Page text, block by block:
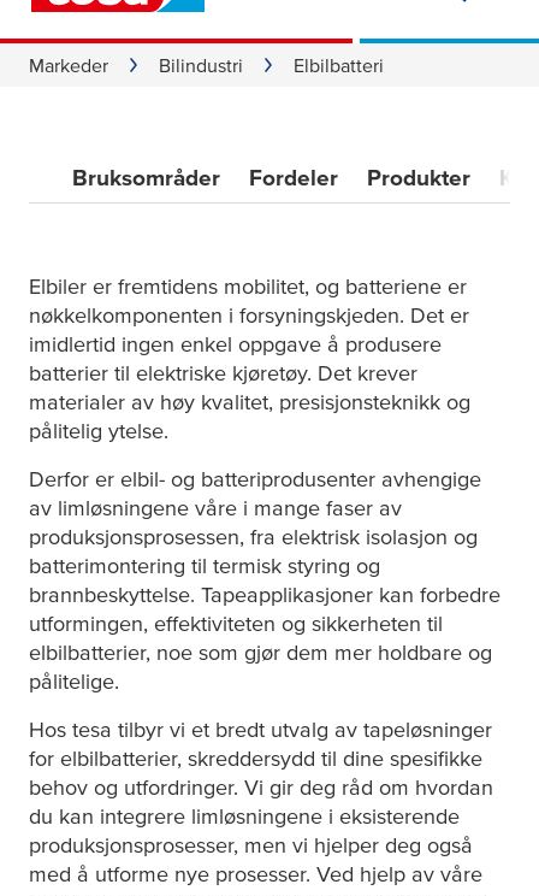
Markeder Bilindustri Elbilbatteri
Bruksområder Fordeler Produkter
Elbiler er fremtidens mobilitet, og batteriene er
nøkkelkomponenten i forsyningskjeden. Det er
imidlertid ingen enkel oppgave å produsere
batterier til elektriske kjøretøy. Det krever
materialer av høy kvalitet, presisjonsteknikk og
pålitelig ytelse.
Derfor er elbil- og batteriprodusenter avhengige
av limløsningene våre i mange faser av
produksjonsprosessen, fra elektrisk isolasjon og
batterimontering til termisk styring og
brannbeskyttelse. Tapeapplikasjoner kan forbedre
utformingen, effektiviteten og sikkerheten til
elbilbatterier, noe som gjør dem mer holdbare og
pålitelige.
Hos tesa tilbyr vi et bredt utvalg av tapeløsninger
for elbilbatterier, skreddersydd til dine spesifikke
behov og utfordringer. Vi gir deg råd om hvordan
du kan integrere limløsningene i eksisterende
produksjonsprosesser, men vi hjelper deg også
med å utforme nye prosesser. Ved hjelp av våre